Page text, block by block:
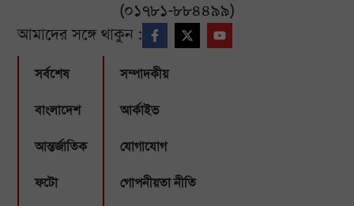
(০১৭৮১-৮৮৪৪৯৯)
আমাদের সঙ্গে থাকুন :
সর্বশেষ
বাংলাদেশ
আন্তর্জাতিক
ফটো
সম্পাদকীয়
আর্কাইভ
যোগাযোগ
গোপনীয়তা নীতি